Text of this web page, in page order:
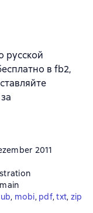
русской
в fb2,
2011
, mobi, pdf, txt, zip